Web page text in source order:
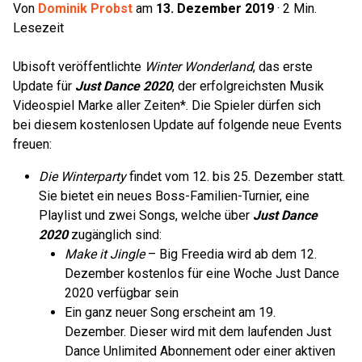
Von Dominik Probst am 13. Dezember 2019 · 2 Min.
Lesezeit
Ubisoft veröffentlichte Winter Wonderland, das erste
Update für Just Dance 2020, der erfolgreichsten Musik
Videospiel Marke aller Zeiten*. Die Spieler dürfen sich
bei diesem kostenlosen Update auf folgende neue Events
freuen:
Die Winterpartyfindet vom 12. bis 25. Dezember statt.
Sie bietet ein neues Boss-Familien-Turnier, eine
Playlist und zwei Songs, welche über Just Dance
2020zugänglich sind:
Make it Jingle– Big Freedia wird ab dem 12.
Dezember kostenlos für eine Woche Just Dance
2020 verfügbar sein
Ein ganz neuer Song erscheint am 19.
Dezember. Dieser wird mit dem laufenden Just
Dance Unlimited Abonnement oder einer aktiven